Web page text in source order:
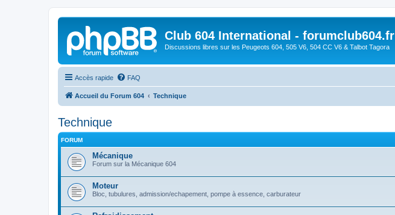
Club 604 International - forumclub604.fr
Discussions libres sur les Peugeots 604, 505 V6, 504 CC V6 & Talbot Tagora
Accès rapide FAQ
Accueil du Forum 604 Technique
Technique
FORUM
Mécanique
Forum sur la Mécanique 604
Moteur
Bloc, tubulures, admission/echapement, pompe à essence, carburateur